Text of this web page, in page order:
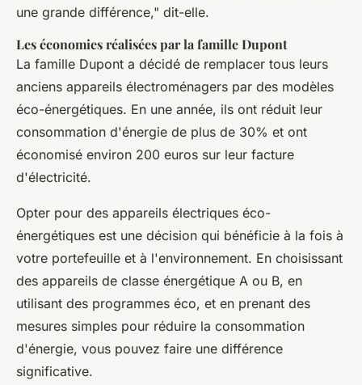
une grande différence," dit-elle.
Les économies réalisées par la famille Dupont
La famille Dupont a décidé de remplacer tous leurs
anciens appareils électroménagers par des modèles
éco-énergétiques. En une année, ils ont réduit leur
consommation d'énergie de plus de 30% et ont
économisé environ 200 euros sur leur facture
d'électricité.
Opter pour des appareils électriques éco-
énergétiques est une décision qui bénéficie à la fois à
votre portefeuille et à l'environnement. En choisissant
des appareils de classe énergétique A ou B, en
utilisant des programmes éco, et en prenant des
mesures simples pour réduire la consommation
d'énergie, vous pouvez faire une différence
significative.